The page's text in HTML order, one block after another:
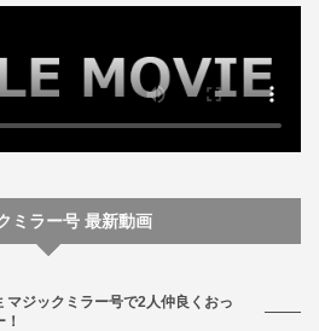
ミラー号 最新動画
マジックミラー号で2人仲良くおっ